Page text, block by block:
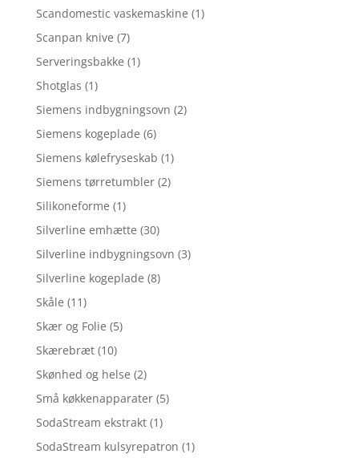
Scandomestic vaskemaskine (1)
Scanpan knive (7)
Serveringsbakke (1)
Shotglas (1)
Siemens indbygningsovn (2)
Siemens kogeplade (6)
Siemens kølefryseskab (1)
Siemens tørretumbler (2)
Silikoneforme (1)
Silverline emhætte (30)
Silverline indbygningsovn (3)
Silverline kogeplade (8)
Skåle (11)
Skær og Folie (5)
Skærebræt (10)
Skønhed og helse (2)
Små køkkenapparater (5)
SodaStream ekstrakt (1)
SodaStream kulsyrepatron (1)